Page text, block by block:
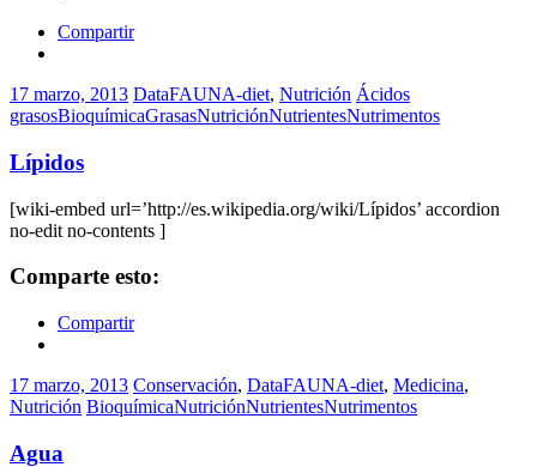
Compartir
17 marzo, 2013 DataFAUNA-diet, Nutrición Ácidos
grasosBioquímicaGrasasNutriciónNutrientesNutrimentos
Lípidos
[wiki-embed url=’http://es.wikipedia.org/wiki/Lípidos’ accordion
no-edit no-contents ]
Comparte esto:
Compartir
17 marzo, 2013 Conservación, DataFAUNA-diet, Medicina,
Nutrición BioquímicaNutriciónNutrientesNutrimentos
Agua